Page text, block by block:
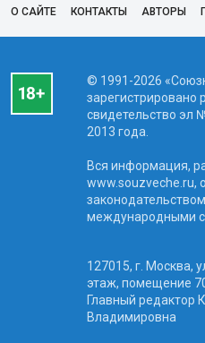
О САЙТЕ КОНТАКТЫ АВТОРЫ
© 1991-2026
зарегистрировано
свидетельство эл
2013 года.
Вся информация,
www.souzveche.ru,
международными
127015, г. Москва,
этаж, помещение
Главный редактор
Владимировна